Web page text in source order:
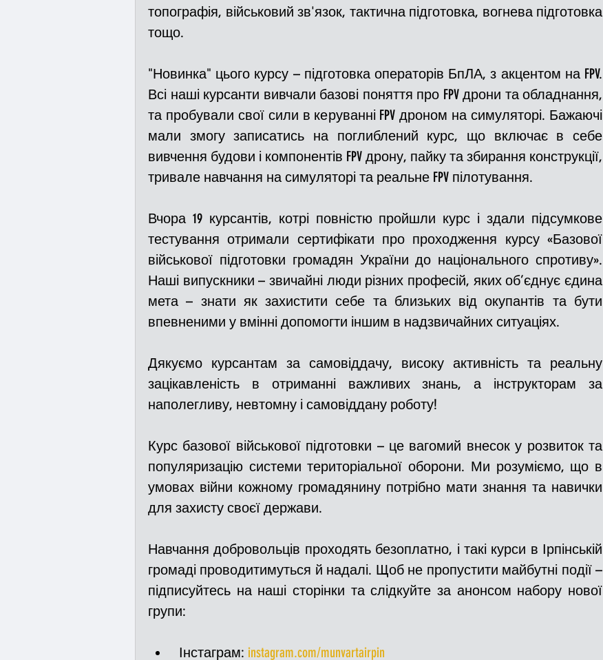
топографія, військовий зв'язок, тактична підготовка, вогнева підготовка
тощо.
"Новинка" цього курсу – підготовка операторів БпЛА, з акцентом на FPV.
Всі наші курсанти вивчали базові поняття про FPV дрони та обладнання,
та пробували свої сили в керуванні FPV дроном на симуляторі. Бажаючі
мали змогу записатись на поглиблений курс, що включає в себе
вивчення будови і компонентів FPV дрону, пайку та збирання конструкції,
тривале навчання на симуляторі та реальне FPV пілотування.
Вчора 19 курсантів, котрі повністю пройшли курс і здали підсумкове
тестування отримали сертифікати про проходження курсу «Базової
військової підготовки громадян України до національного спротиву».
Наші випускники – звичайні люди різних професій, яких об’єднує єдина
мета – знати як захистити себе та близьких від окупантів та бути
впевненими у вмінні допомогти іншим в надзвичайних ситуаціях.
Дякуємо курсантам за самовіддачу, високу активність та реальну
зацікавленість в отриманні важливих знань, а інструкторам за
наполегливу, невтомну і самовіддану роботу!
Курс базової військової підготовки – це вагомий внесок у розвиток та
популяризацію системи територіальної оборони. Ми розуміємо, що в
умовах війни кожному громадянину потрібно мати знання та навички
для захисту своєї держави.
Навчання добровольців проходять безоплатно, і такі курси в Ірпінській
громаді проводитимуться й надалі. Щоб не пропустити майбутні події –
підписуйтесь на наші сторінки та слідкуйте за анонсом набору нової
групи:
Інстаграм: instagram.com/munvartairpin